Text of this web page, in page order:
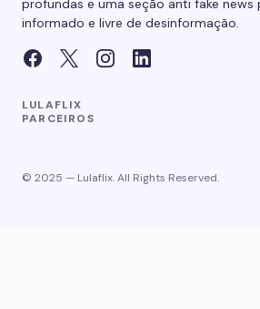
profundas e uma seção anti fake
informado e livre de desinformação.
LULAFLIX
PARCEIROS
© 2025 — Lulaflix. All Rights Reserved.